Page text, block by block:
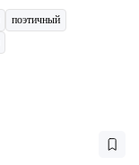
поэтичный